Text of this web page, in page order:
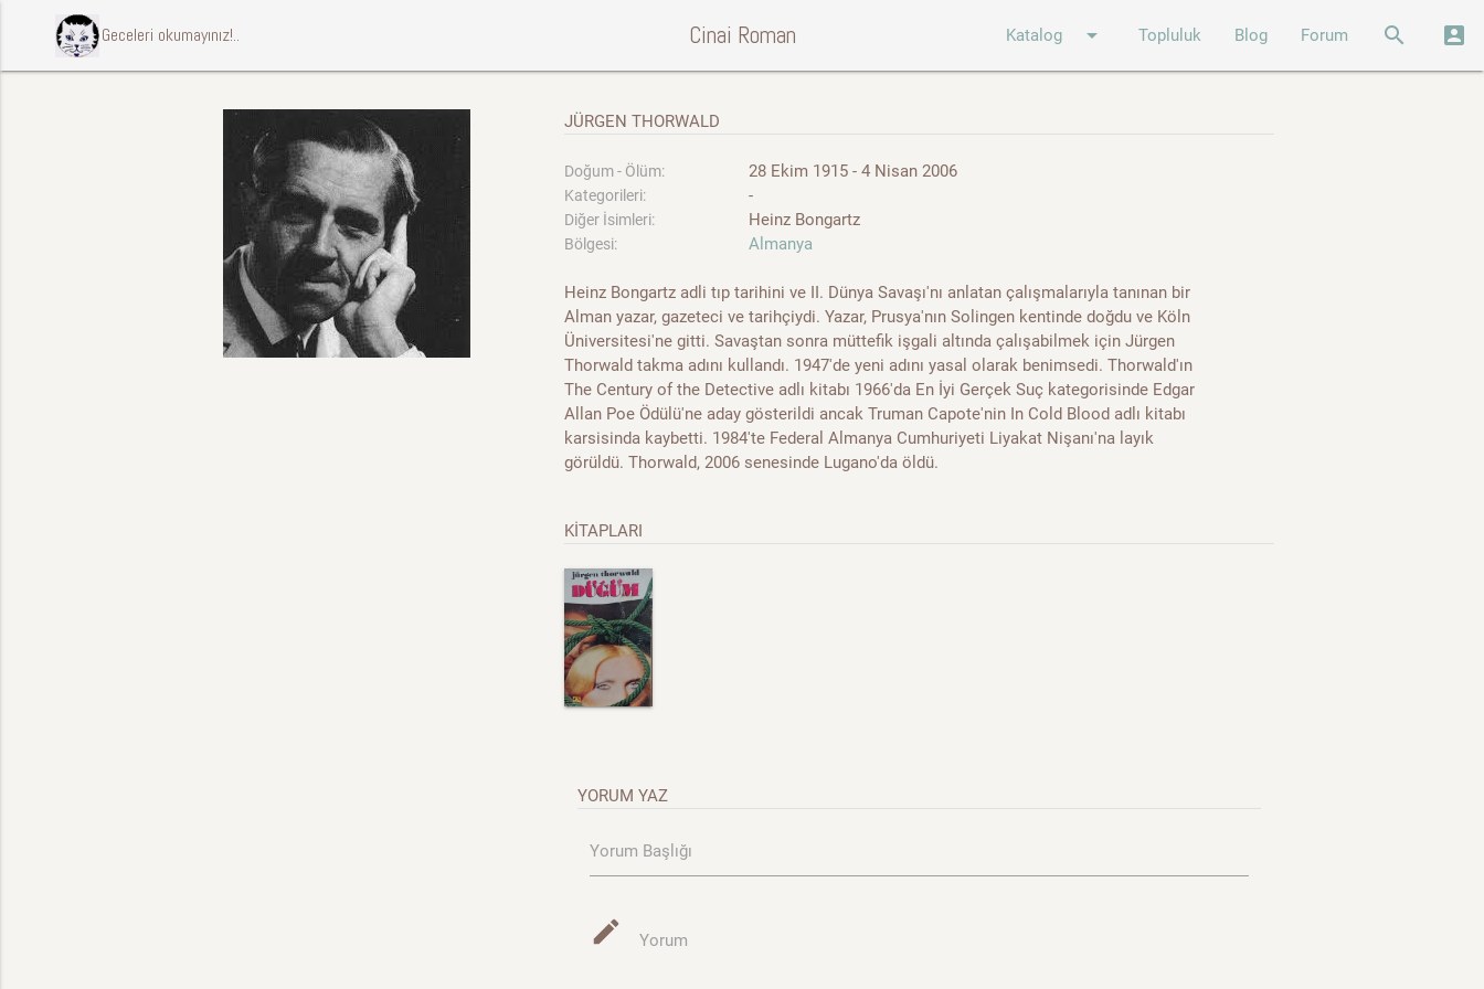
ccccci Geceleri okumayınız!.. Cinai Roman Katalog arrow_drop_down Topluluk Blog Forum search account_box
JÜRGEN THORWALD
Doğum - Ölüm: 28 Ekim 1915 - 4 Nisan 2006
Kategorileri: -
Diğer İsimleri: Heinz Bongartz
Bölgesi: Almanya
Heinz Bongartz adli tıp tarihini ve II. Dünya Savaşı'nı anlatan çalışmalarıyla tanınan bir
Alman yazar, gazeteci ve tarihçiydi. Yazar, Prusya'nın Solingen kentinde doğdu ve Köln
Üniversitesi'ne gitti. Savaştan sonra müttefik işgali altında çalışabilmek için Jürgen
Thorwald takma adını kullandı. 1947'de yeni adını yasal olarak benimsedi. Thorwald'ın
The Century of the Detective adlı kitabı 1966'da En İyi Gerçek Suç kategorisinde Edgar
Allan Poe Ödülü'ne aday gösterildi ancak Truman Capote'nin In Cold Blood adlı kitabı
karsisinda kaybetti. 1984'te Federal Almanya Cumhuriyeti Liyakat Nişanı'na layık
görüldü. Thorwald, 2006 senesinde Lugano'da öldü.
KİTAPLARI
YORUM YAZ
Yorum Başlığı
mode_edit Yorum